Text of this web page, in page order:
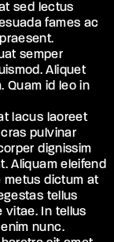
sed lectus
fames ac
semper
Aliquet
Quam id leo in
lacus laoreet
pulvinar
dignissim
Aliquam eleifend
metus dictum at
tellus
vitae. In tellus
nunc.